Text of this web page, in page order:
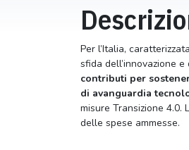
Per l’Italia,
sfida dell’innovazione
contributi per
di avanguardia
misure Transizione 4.0.
delle spese ammesse.